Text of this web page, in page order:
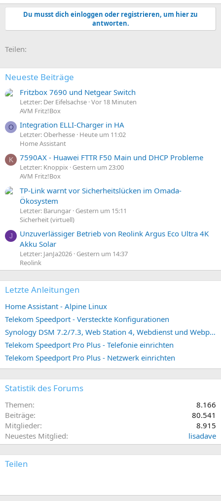
Du musst dich einloggen oder registrieren, um hier zu
antworten.
Teilen:
Neueste Beiträge
Fritzbox 7690 und Netgear Switch
Letzter: Der Eifelsachse Vor 18 Minuten
AVM Fritz!Box
O Integration ELLI-Charger in HA
Letzter: Oberhesse Heute um 11:02
Home Assistant
K 7590AX - Huawei FTTR F50 Main und DHCP Probleme
Letzter: Knoppix Gestern um 23:00
AVM Fritz!Box
TP-Link warnt vor Sicherheitslücken im Omada-
Ökosystem
Letzter: Barungar Gestern um 15:11
Sicherheit (virtuell)
J
Unzuverlässiger Betrieb von Reolink Argus Eco Ultra 4K
Akku Solar
Letzter: JanJa2026 Gestern um 14:37
Reolink
Letzte Anleitungen
Home Assistant - Alpine Linux
Telekom Speedport - Versteckte Konfigurationen
Synology DSM 7.2/7.3, Web Station 4, Webdienst und Webportal erstellen (ehemals vHost)
Telekom Speedport Pro Plus - Telefonie einrichten
Telekom Speedport Pro Plus - Netzwerk einrichten
Statistik des Forums
Themen
8.166
Beiträge
80.541
Mitglieder
8.915
Neuestes Mitglied
lisadave
Teilen